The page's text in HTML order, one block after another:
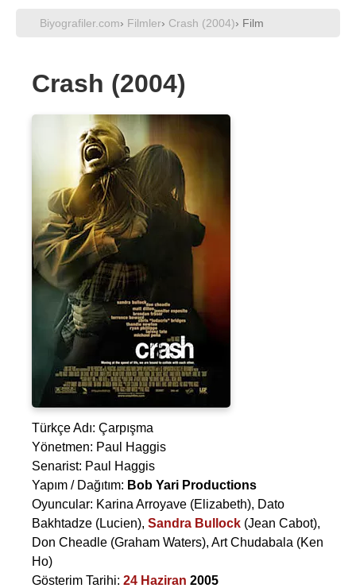
Biyografiler.com› Filmler› Crash (2004)› Film
Crash (2004)
Türkçe Adı: Çarpışma
Yönetmen: Paul Haggis
Senarist: Paul Haggis
Yapım / Dağıtım: Bob Yari Productions
Oyuncular: Karina Arroyave (Elizabeth), Dato
Bakhtadze (Lucien), Sandra Bullock (Jean Cabot),
Don Cheadle (Graham Waters), Art Chudabala (Ken
Ho)
Gösterim Tarihi: 24 Haziran 2005